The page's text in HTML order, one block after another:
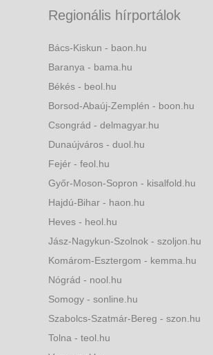
Regionális hírportálok
Bács-Kiskun - baon.hu
Baranya - bama.hu
Békés - beol.hu
Borsod-Abaúj-Zemplén - boon.hu
Csongrád - delmagyar.hu
Dunaújváros - duol.hu
Fejér - feol.hu
Győr-Moson-Sopron - kisalfold.hu
Hajdú-Bihar - haon.hu
Heves - heol.hu
Jász-Nagykun-Szolnok - szoljon.hu
Komárom-Esztergom - kemma.hu
Nógrád - nool.hu
Somogy - sonline.hu
Szabolcs-Szatmár-Bereg - szon.hu
Tolna - teol.hu